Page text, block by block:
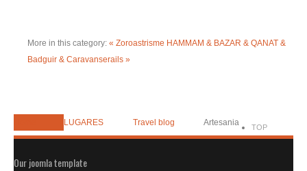
More in this category: « Zoroastrisme HAMMAM & BAZAR & QANAT &
Badguir & Caravanserails »
LUGARES Travel blog Artesania TOP
Our joomla template